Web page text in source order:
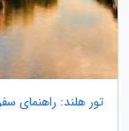
تور هلند: راهنمای